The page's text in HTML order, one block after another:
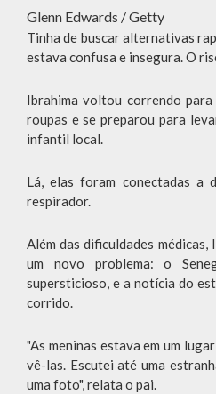
Glenn Edwards / Getty
Tinha de buscar alternativas
estava confusa e insegura. O
Ibrahima voltou correndo para
roupas e se preparou para
infantil local.
Lá, elas foram conectadas a
respirador.
Além das dificuldades
um novo problema: o
supersticioso, e a notícia do
corrido.
"As meninas estava em um
vê-las. Escutei até uma
uma foto", relata o pai.